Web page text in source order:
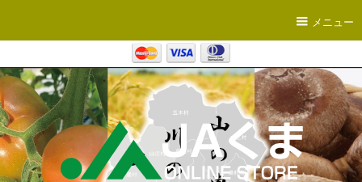
メニュー